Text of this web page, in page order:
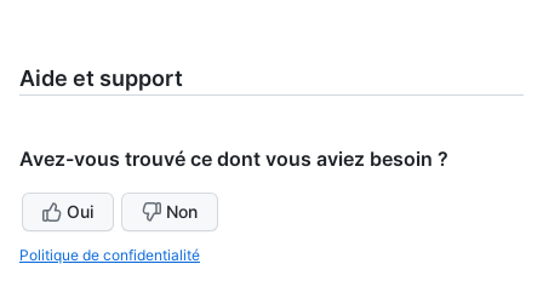
Aide et support
Avez-vous trouvé ce dont vous aviez besoin ?
Oui Non
Politique de confidentialité